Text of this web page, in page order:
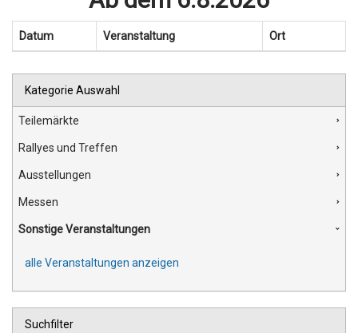
Datum Veranstaltung Ort
Kategorie Auswahl
Teilemärkte
Rallyes und Treffen
Ausstellungen
Messen
Sonstige Veranstaltungen
alle Veranstaltungen anzeigen
Suchfilter